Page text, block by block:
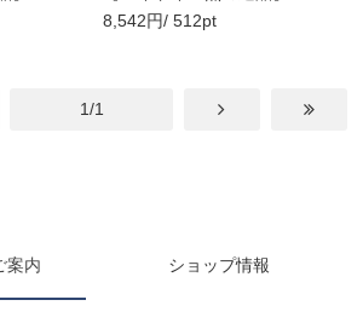
gaki Meister ..
8,542円/ 512pt
1/1
案内 ショップ情報